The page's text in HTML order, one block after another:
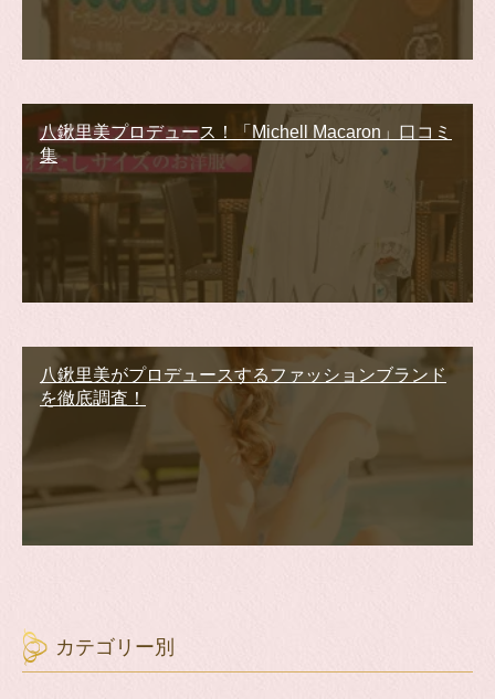
八鍬里美プロデュース！「Michell Macaron」口コミ
集
八鍬里美がプロデュースするファッションブランド
を徹底調査！
カテゴリー別